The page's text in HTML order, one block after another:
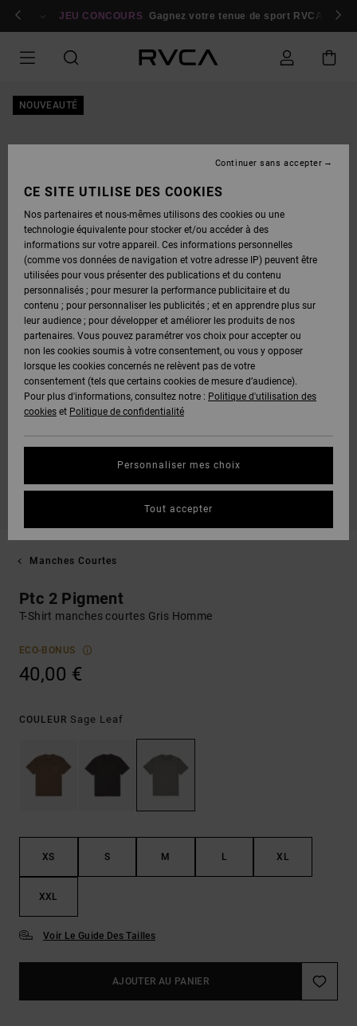
Se connecter / s'inscrire
JEU CONCOURS Gagnez votre tenue de sport RVCA
NOUVEAUTÉ
Manches Courtes
Ptc 2 Pigment
T-Shirt manches courtes Gris Homme
ECO-BONUS
40,00 €
COULEUR Sage Leaf
XS S M L XL
XXL
Voir Le Guide Des Tailles
AJOUTER AU PANIER
CE SITE UTILISE DES COOKIES
Nos partenaires et nous-mêmes utilisons des cookies ou une
technologie équivalente pour stocker et/ou accéder à des
informations sur votre appareil. Ces informations personnelles
(comme vos données de navigation et votre adresse IP) peuvent être
utilisées pour vous présenter des publications et du contenu
personnalisés ; pour mesurer la performance publicitaire et du
contenu ; pour personnaliser les publicités ; et en apprendre plus sur
leur audience ; pour développer et améliorer les produits de nos
partenaires. Vous pouvez paramétrer vos choix pour accepter ou
non les cookies soumis à votre consentement, ou vous y opposer
lorsque les cookies concernés ne relèvent pas de votre
consentement (tels que certains cookies de mesure d’audience).
Pour plus d'informations, consultez notre : Politique d'utilisation des
cookies et Politique de confidentialité
Personnaliser mes choix
Continuer sans accepter
Tout accepter